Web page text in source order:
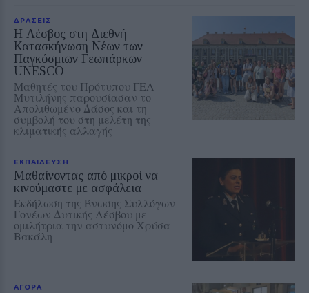
ΔΡΑΣΕΙΣ
Η Λέσβος στη Διεθνή
Κατασκήνωση Νέων των
Παγκόσμιων Γεωπάρκων
UNESCO
Μαθητές του Πρότυπου ΓΕΛ
Μυτιλήνης παρουσίασαν το
Απολιθωμένο Δάσος και τη
συμβολή του στη μελέτη της
κλιματικής αλλαγής
ΕΚΠΑΙΔΕΥΣΗ
Μαθαίνοντας από μικροί να
κινούμαστε με ασφάλεια
Εκδήλωση της Ένωσης Συλλόγων
Γονέων Δυτικής Λέσβου με
ομιλήτρια την αστυνόμο Χρύσα
Βακάλη
ΑΓΟΡΑ